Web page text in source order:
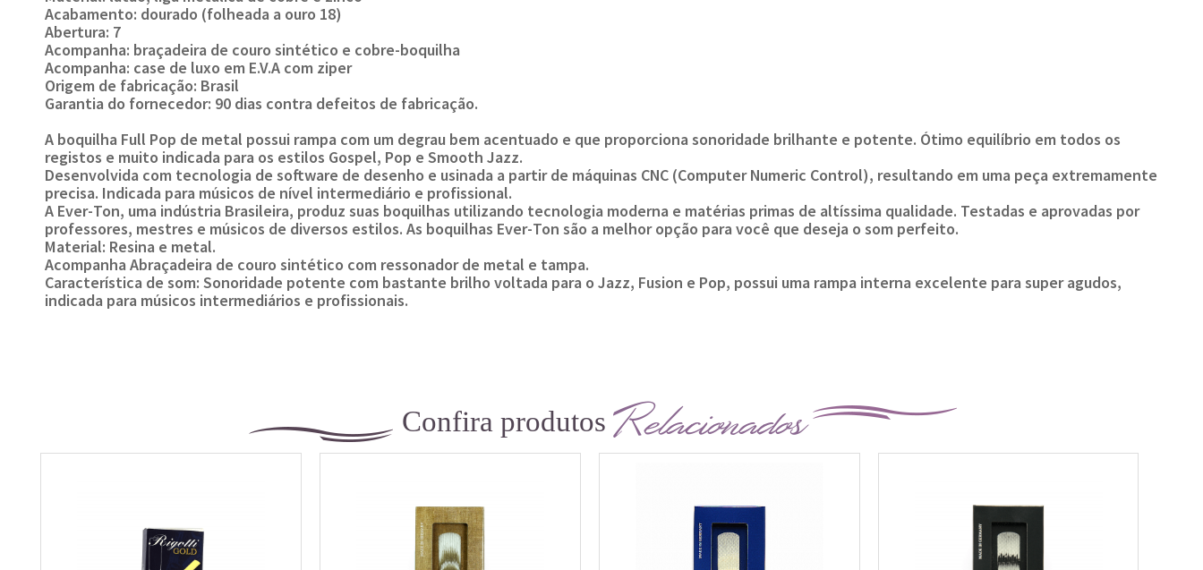
Acabamento: dourado (folheada a ouro 18)
Abertura: 7
Acompanha: braçadeira de couro sintético e cobre-boquilha
Acompanha: case de luxo em E.V.A com ziper
Origem de fabricação: Brasil
Garantia do fornecedor: 90 dias contra defeitos de fabricação.
A boquilha Full Pop de metal possui rampa com um degrau bem acentuado e que proporciona sonoridade brilhante e potente. Ótimo equilíbrio em todos os
registos e muito indicada para os estilos Gospel, Pop e Smooth Jazz.
Desenvolvida com tecnologia de software de desenho e usinada a partir de máquinas CNC (Computer Numeric Control), resultando em uma peça extremamente
precisa. Indicada para músicos de nível intermediário e profissional.
A Ever-Ton, uma indústria Brasileira, produz suas boquilhas utilizando tecnologia moderna e matérias primas de altíssima qualidade. Testadas e aprovadas por
professores, mestres e músicos de diversos estilos. As boquilhas Ever-Ton são a melhor opção para você que deseja o som perfeito.
Material: Resina e metal.
Acompanha Abraçadeira de couro sintético com ressonador de metal e tampa.
Característica de som: Sonoridade potente com bastante brilho voltada para o Jazz, Fusion e Pop, possui uma rampa interna excelente para super agudos,
indicada para músicos intermediários e profissionais.
Confira produtos Relacionados